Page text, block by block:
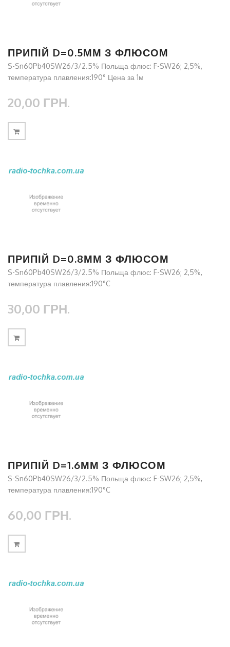
ПРИПІЙ D=0.5ММ З ФЛЮСОМ
S-Sn60Pb40SW26/3/2.5% Польща флюс: F-SW26; 2,5%,
температура плавления:190° Цена за 1м
20,00 ГРН.
ПРИПІЙ D=0.8ММ З ФЛЮСОМ
S-Sn60Pb40SW26/3/2.5% Польща флюс: F-SW26; 2,5%,
температура плавления:190°C
30,00 ГРН.
ПРИПІЙ D=1.6ММ З ФЛЮСОМ
S-Sn60Pb40SW26/3/2.5% Польща флюс: F-SW26; 2,5%,
температура плавления:190°C
60,00 ГРН.